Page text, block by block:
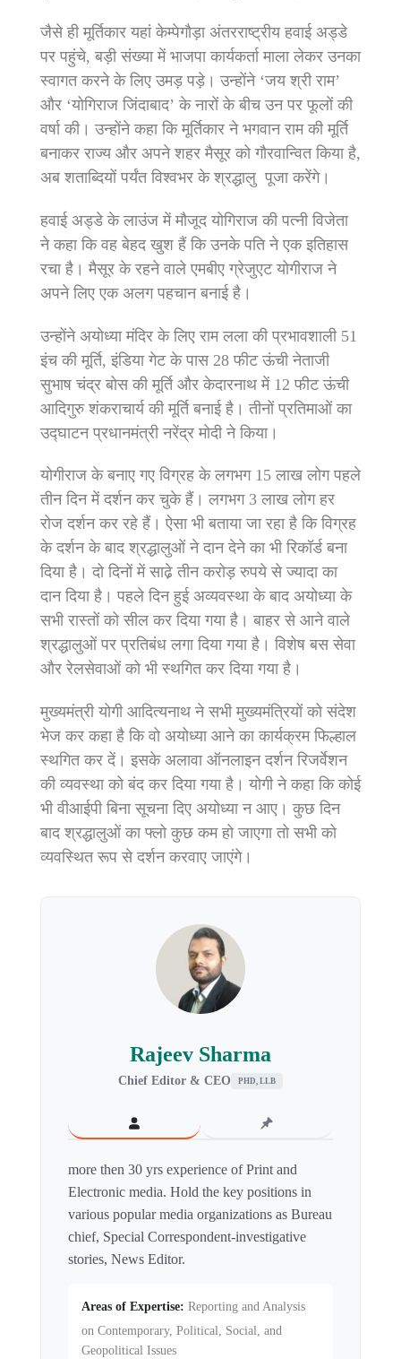
जैसे ही मूर्तिकार यहां केम्पेगौड़ा अंतरराष्ट्रीय हवाई अड्डे
पर पहुंचे, बड़ी संख्या में भाजपा कार्यकर्ता माला लेकर उनका
स्वागत करने के लिए उमड़ पड़े। उन्होंने ‘जय श्री राम’
और ‘योगिराज जिंदाबाद’ के नारों के बीच उन पर फूलों की
वर्षा की। उन्होंने कहा कि मूर्तिकार ने भगवान राम की मूर्ति
बनाकर राज्य और अपने शहर मैसूर को गौरवान्वित किया है,
अब शताब्दियों पर्यंत विश्वभर के श्रद्धालु पूजा करेंगे।
हवाई अड्डे के लाउंज में मौजूद योगिराज की पत्नी विजेता
ने कहा कि वह बेहद खुश हैं कि उनके पति ने एक इतिहास
रचा है। मैसूर के रहने वाले एमबीए ग्रेजुएट योगीराज ने
अपने लिए एक अलग पहचान बनाई है।
उन्होंने अयोध्या मंदिर के लिए राम लला की प्रभावशाली 51
इंच की मूर्ति, इंडिया गेट के पास 28 फीट ऊंची नेताजी
सुभाष चंद्र बोस की मूर्ति और केदारनाथ में 12 फीट ऊंची
आदिगुरु शंकराचार्य की मूर्ति बनाई है। तीनों प्रतिमाओं का
उद्घाटन प्रधानमंत्री नरेंद्र मोदी ने किया।
योगीराज के बनाए गए विग्रह के लगभग 15 लाख लोग पहले
तीन दिन में दर्शन कर चुके हैं। लगभग 3 लाख लोग हर
रोज दर्शन कर रहे हैं। ऐसा भी बताया जा रहा है कि विग्रह
के दर्शन के बाद श्रद्धालुओं ने दान देने का भी रिकॉर्ड बना
दिया है। दो दिनों में साढे़ तीन करोड़ रुपये से ज्यादा का
दान दिया है। पहले दिन हुई अव्यवस्था के बाद अयोध्या के
सभी रास्तों को सील कर दिया गया है। बाहर से आने वाले
श्रद्धालुओं पर प्रतिबंध लगा दिया गया है। विशेष बस सेवा
और रेलसेवाओं को भी स्थगित कर दिया गया है।
मुख्यमंत्री योगी आदित्यनाथ ने सभी मुख्यमंत्रियों को संदेश
भेज कर कहा है कि वो अयोध्या आने का कार्यक्रम फिल्हाल
स्थगित कर दें। इसके अलावा ऑनलाइन दर्शन रिजर्वेशन
की व्यवस्था को बंद कर दिया गया है। योगी ने कहा कि कोई
भी वीआईपी बिना सूचना दिए अयोध्या न आए। कुछ दिन
बाद श्रद्धालुओं का फ्लो कुछ कम हो जाएगा तो सभी को
व्यवस्थित रूप से दर्शन करवाए जाएंगे।
Rajeev Sharma
Chief Editor & CEO PHD, LLB
more then 30 yrs experience of Print and
Electronic media. Hold the key positions in
various popular media organizations as Bureau
chief, Special Correspondent-investigative
stories, News Editor.
Areas of Expertise: Reporting and Analysis
on Contemporary, Political, Social, and
Geopolitical Issues